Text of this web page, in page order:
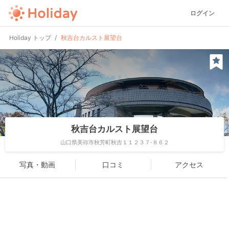
ログイン
Holiday トップ 秋吉台カルスト展望台
秋吉台カルスト展望台
山口県美祢市秋芳町秋吉１１２３７-８６２
写真・動画 口コミ アクセス